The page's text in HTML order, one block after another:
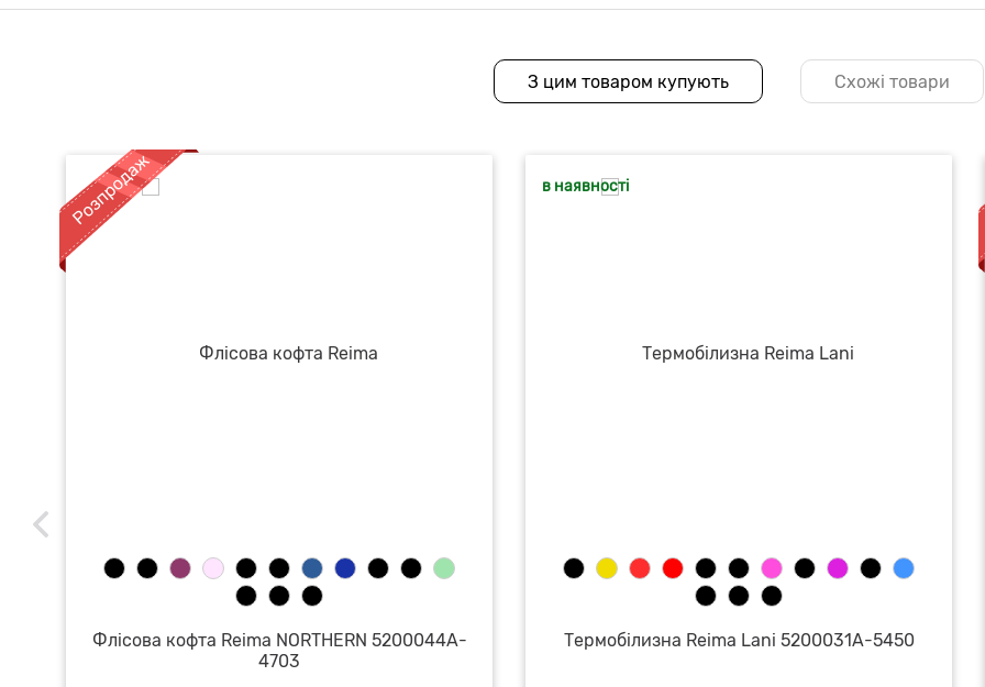
З цим товаром купують Схожі товари
Флісова кофта Reima NORTHERN 5200044A-
4703
в наявності
Термобілизна Reima Lani 5200031A-5450